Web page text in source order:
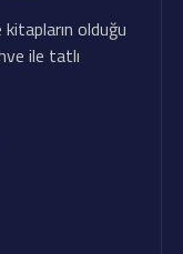
olduğu
ile tatlı